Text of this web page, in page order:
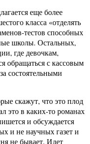
еще более
класса «отделять
тестов способных
школы. Остальных,
где девочкам,
обращаться с кассовым
состоятельными
скажут, что это плод
это в каких-то романах
и обсуждается
и не научных газет и
не бывает. Идет